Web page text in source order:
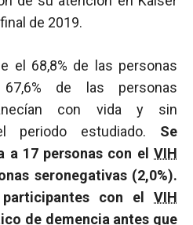
de 2019.
el 68,8% de las personas
de las personas
con vida y sin
periodo estudiado. Se
a 17 personas con el VIH
seronegativas (2,0%).
con el VIH
de demencia antes que